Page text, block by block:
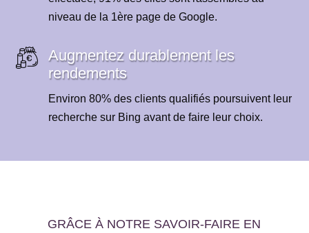
niveau de la 1ère page de Google.
Augmentez durablement les
rendements
Environ 80% des clients qualifiés poursuivent leur
recherche sur Bing avant de faire leur choix.
GRÂCE À NOTRE SAVOIR-FAIRE EN